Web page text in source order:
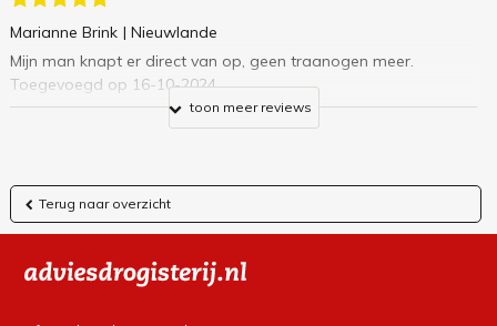
Marianne Brink | Nieuwlande
Mijn man knapt er direct van op, geen traanogen meer.
Toegevoegd op 16-10-2024
toon meer reviews
Terug naar overzicht